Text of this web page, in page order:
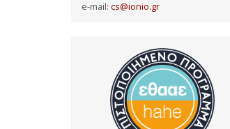
e-mail: cs@ionio.gr